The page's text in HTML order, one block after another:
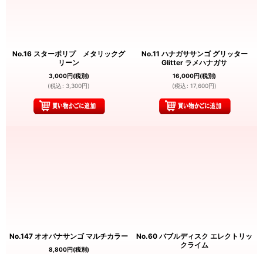
No.16 スターポリプ メタリックグ
リーン
3,000円(税別)
(税込 : 3,300円)
No.11 ハナガササンゴ グリッター
Glitter ラメハナガサ
16,000円(税別)
(税込 : 17,600円)
No.147 オオバナサンゴ マルチカラー
8,800円(税別)
No.60 バブルディスク エレクトリッ
クライム